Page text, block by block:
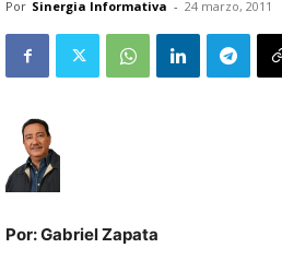
Por Sinergia Informativa - 24 marzo, 2011
Por: Gabriel Zapata